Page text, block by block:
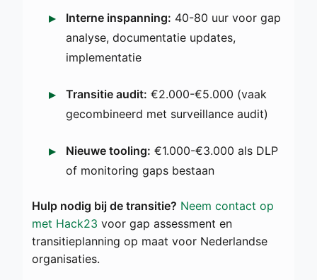
Interne inspanning: 40-80 uur voor gap
analyse, documentatie updates,
implementatie
Transitie audit: €2.000-€5.000 (vaak
gecombineerd met surveillance audit)
Nieuwe tooling: €1.000-€3.000 als DLP
of monitoring gaps bestaan
Hulp nodig bij de transitie? Neem contact op
met Hack23 voor gap assessment en
transitieplanning op maat voor Nederlandse
organisaties.